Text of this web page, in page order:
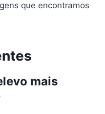
que encontramos
mais